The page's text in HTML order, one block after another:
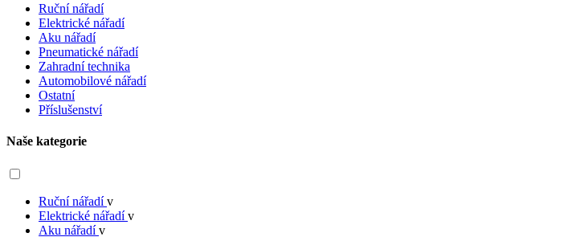
Ruční nářadí
Elektrické nářadí
Aku nářadí
Pneumatické nářadí
Zahradní technika
Automobilové nářadí
Ostatní
Příslušenství
Naše kategorie
Ruční nářadív
Elektrické nářadív
Aku nářadív